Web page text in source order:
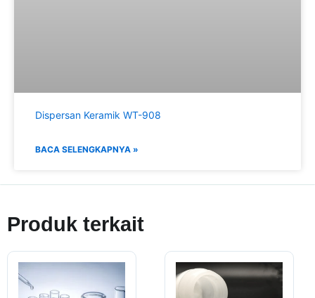
Dispersan Keramik WT-908
BACA SELENGKAPNYA »
Produk terkait